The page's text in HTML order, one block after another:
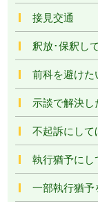
接見交通
釈放･保釈し
前科を避けた
示談で解決し
不起訴にして
執行猶予にし
一部執行猶予